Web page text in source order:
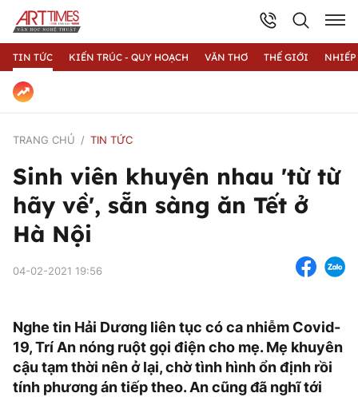
TIN TỨC KIẾN TRÚC - QUY HOẠCH VĂN THƠ THẾ GIỚI
TRANG CHỦ TIN TỨC
Sinh viên khuyên nhau 'từ từ
hãy về', sẵn sàng ăn Tết ở
Hà Nội
04-02-2021 19:56
Nghe tin Hải Dương liên tục có ca nhiễm Covid-
19, Trí An nóng ruột gọi điện cho mẹ. Mẹ khuyên
cậu tạm thời nên ở lại, chờ tình hình ổn định rồi
tính phương án tiếp theo. An cũng đã nghĩ tới